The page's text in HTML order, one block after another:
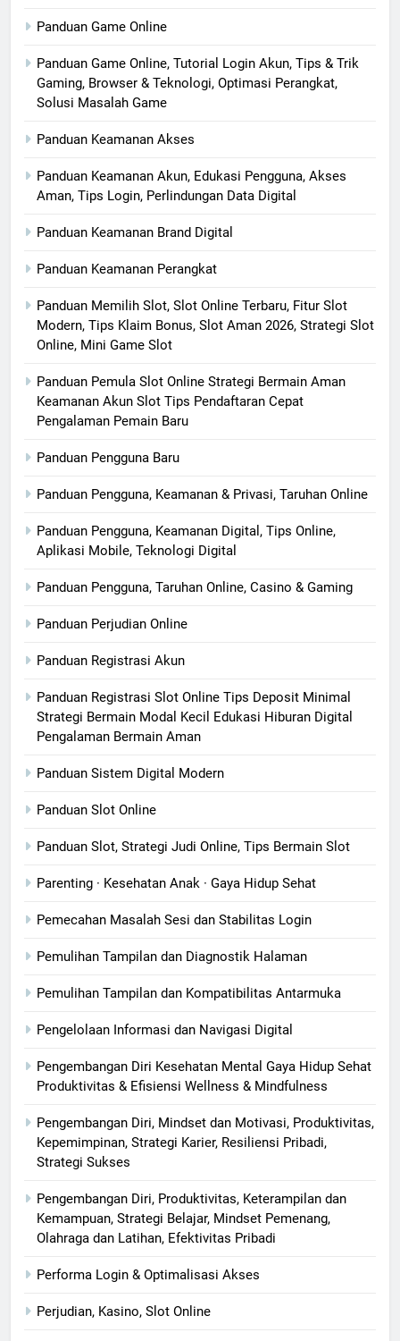
Panduan Game Online
Panduan Game Online, Tutorial Login Akun, Tips & Trik
Gaming, Browser & Teknologi, Optimasi Perangkat,
Solusi Masalah Game
Panduan Keamanan Akses
Panduan Keamanan Akun, Edukasi Pengguna, Akses
Aman, Tips Login, Perlindungan Data Digital
Panduan Keamanan Brand Digital
Panduan Keamanan Perangkat
Panduan Memilih Slot, Slot Online Terbaru, Fitur Slot
Modern, Tips Klaim Bonus, Slot Aman 2026, Strategi Slot
Online, Mini Game Slot
Panduan Pemula Slot Online Strategi Bermain Aman
Keamanan Akun Slot Tips Pendaftaran Cepat
Pengalaman Pemain Baru
Panduan Pengguna Baru
Panduan Pengguna, Keamanan & Privasi, Taruhan Online
Panduan Pengguna, Keamanan Digital, Tips Online,
Aplikasi Mobile, Teknologi Digital
Panduan Pengguna, Taruhan Online, Casino & Gaming
Panduan Perjudian Online
Panduan Registrasi Akun
Panduan Registrasi Slot Online Tips Deposit Minimal
Strategi Bermain Modal Kecil Edukasi Hiburan Digital
Pengalaman Bermain Aman
Panduan Sistem Digital Modern
Panduan Slot Online
Panduan Slot, Strategi Judi Online, Tips Bermain Slot
Parenting · Kesehatan Anak · Gaya Hidup Sehat
Pemecahan Masalah Sesi dan Stabilitas Login
Pemulihan Tampilan dan Diagnostik Halaman
Pemulihan Tampilan dan Kompatibilitas Antarmuka
Pengelolaan Informasi dan Navigasi Digital
Pengembangan Diri Kesehatan Mental Gaya Hidup Sehat
Produktivitas & Efisiensi Wellness & Mindfulness
Pengembangan Diri, Mindset dan Motivasi, Produktivitas,
Kepemimpinan, Strategi Karier, Resiliensi Pribadi,
Strategi Sukses
Pengembangan Diri, Produktivitas, Keterampilan dan
Kemampuan, Strategi Belajar, Mindset Pemenang,
Olahraga dan Latihan, Efektivitas Pribadi
Performa Login & Optimalisasi Akses
Perjudian, Kasino, Slot Online